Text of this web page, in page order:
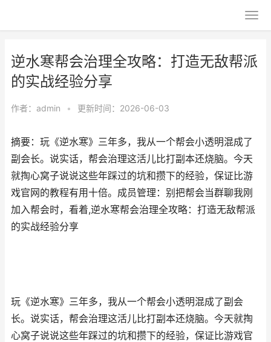
逆水寒帮会治理全攻略：打造无敌帮派
的实战经验分享
作者： admin • 更新时间：2026-06-03
摘要：玩《逆水寒》三年多，我从一个帮会小透明混成了
副会长。说实话，帮会治理这活儿比打副本还烧脑。今天
就掏心窝子说说这些年踩过的坑和攒下的经验，保证比游
戏官网的教程有用十倍。成员管理：别把帮会当群聊我刚
加入帮会时，看着,逆水寒帮会治理全攻略：打造无敌帮派
的实战经验分享
玩《逆水寒》三年多，我从一个帮会小透明混成了副会
长。说实话，帮会治理这活儿比打副本还烧脑。今天就掏
心窝子说说这些年踩过的坑和攒下的经验，保证比游戏官